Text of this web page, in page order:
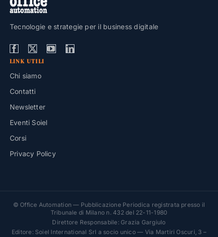
Tecnologie e strategie per il business digitale
LINK UTILI
Chi siamo
Contatti
Newsletter
Eventi Soiel
Corsi
Privacy Policy
© Office Automation — Pubblicazione Periodica registrata presso il
Tribunale di Milano n. 432 del 22-11-1980
Direttore Responsabile: Grazia Gargiulo
Editore: Soiel International Srl a socio unico — Via Martiri Oscuri, 3 –